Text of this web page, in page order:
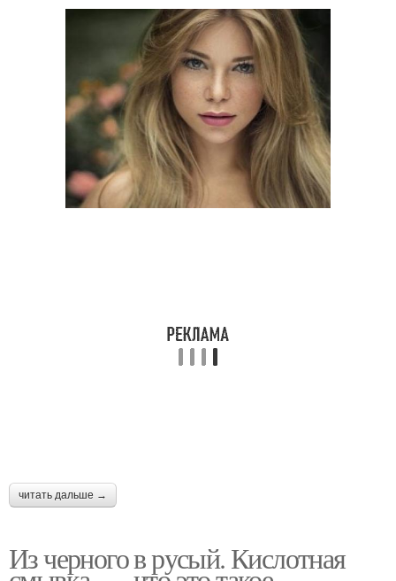
читать дальше →
Из черного в русый. Кислотная